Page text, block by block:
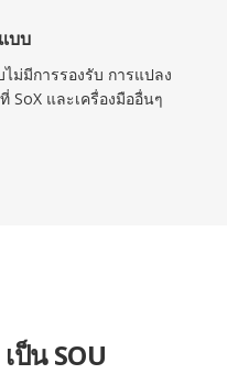
บบ
ม่มีการรองรับ การแปลง
SoX และเครื่องมืออื่นๆ
ป็น SOU